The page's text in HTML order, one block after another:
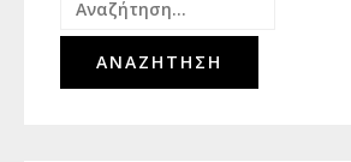
για: